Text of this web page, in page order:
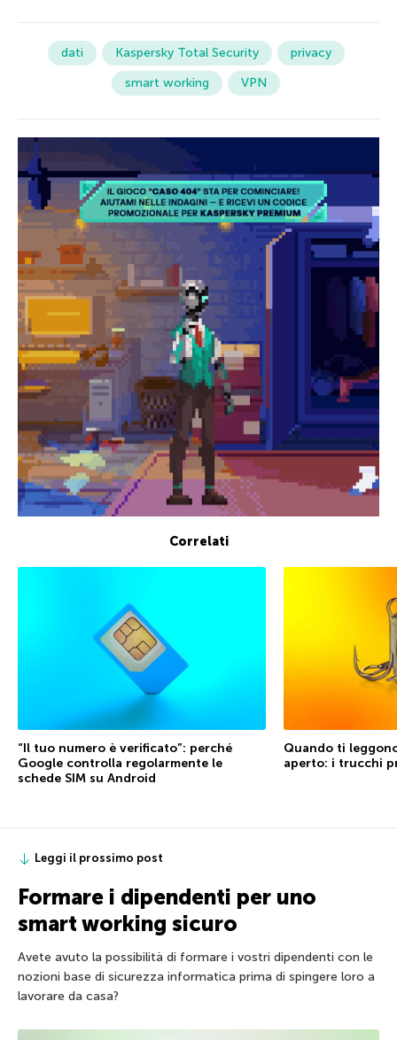
dati Kaspersky Total Security
privacy
smart working
VPN
Correlati
“Il tuo numero è verificato”: perché
Google controlla regolarmente le
schede SIM su Android
Quando ti
aperto: i trucchi
Leggi il prossimo post
Formare i dipendenti per uno
smart working sicuro
Avete avuto la possibilità di formare i vostri dipendenti con le
nozioni base di sicurezza informatica prima di spingere loro a
lavorare da casa?